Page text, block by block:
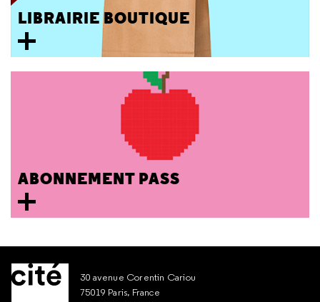
LIBRAIRIE BOUTIQUE
ABONNEMENT PASS
30 avenue Corentin Cariou
75019 Paris, France